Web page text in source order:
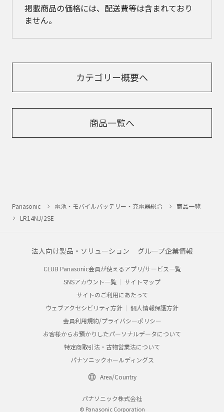
掲載商品の価格には、配送費等は含まれており
ません。
カテゴリー概要へ
商品一覧へ
Panasonic 電池・モバイルバッテリー・充電器総合
商品一覧
LR14NJ/2SE
法人向け製品・ソリューション グループ企業情報
CLUB Panasonic会員が使えるアプリ/サービス一覧
SNSアカウント一覧
サイトマップ
サイトのご利用にあたって
ウェブアクセシビリティ方針
個人情報保護方針
会員利用規約/プライバシーポリシー
お客様からお預かりしたパーソナルデータについて
特定商取引法・古物営業法について
パナソニックホールディングス
Area/Country
パナソニック株式会社
© Panasonic Corporation